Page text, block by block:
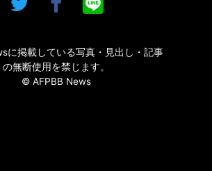
に掲載している写真・見出し・記事
の無断使用を禁じます。
© AFPBB News